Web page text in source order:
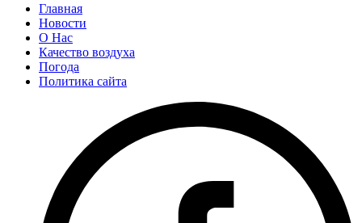
Главная
Новости
О Нас
Качество воздуха
Погода
Политика сайта